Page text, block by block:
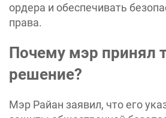
ордера и обеспечивать
права.
Почему мэр принял
решение?
Мэр Райан заявил, что его